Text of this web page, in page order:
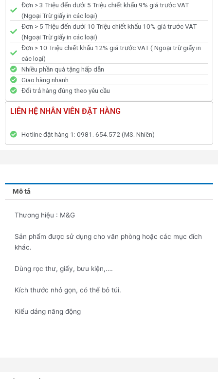
Đơn > 3 Triệu đến dưới 5 Triệu chiết khấu 9% giá trước VAT
(Ngoại Trừ giấy in các loại)
Đơn > 5 Triệu đến dưới 10 Triệu chiết khấu 10% giá trước VAT
(Ngoại Trừ giấy in các loại)
Đơn > 10 Triệu chiết khấu 12% giá trước VAT ( Ngoại trừ giấy in
các loại)
Nhiều phần quà tặng hấp dẫn
Giao hàng nhanh
Đổi trả hàng đúng theo yêu cầu
LIÊN HỆ NHÂN VIÊN ĐẶT HÀNG
Hotline đặt hàng 1: 0981. 654.572 (MS. Nhiên)
Mô tả
Thương hiệu : M&G
Sản phẩm được sử dụng cho văn phòng hoặc các mục đích
khác.
Dùng rọc thư, giấy, bưu kiện,….
Kích thước nhỏ gọn, có thể bỏ túi.
Kiểu dáng năng động